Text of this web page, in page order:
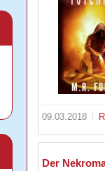
09.03.2018
Der